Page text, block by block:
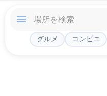
グルメ コンビニ